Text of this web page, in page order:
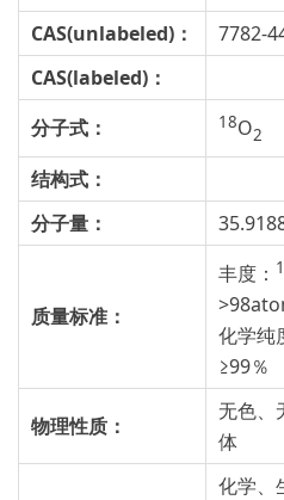
CAS(unlabeled) ：
7782-
CAS(labeled) ：
分子式：
18O2
结构式：
分子量：
质量标准：
丰度：
化学纯
≥99％
物理性质：
无色、
体
化学、